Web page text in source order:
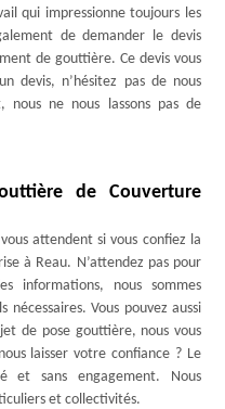
qui impressionne toujours les
de demander le devis
de gouttière. Ce devis vous
devis, n’hésitez pas de nous
ne nous lassons pas de
de Couverture
attendent si vous confiez la
à Reau. N’attendez pas pour
informations, nous sommes
Vous pouvez aussi
de pose gouttière, nous vous
laisser votre confiance ? Le
et sans engagement. Nous
et collectivités.